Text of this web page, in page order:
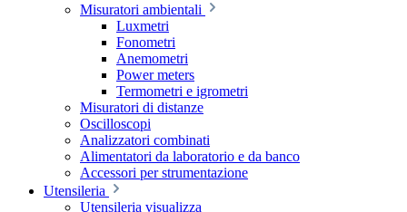
Misuratori ambientali
Luxmetri
Fonometri
Anemometri
Power meters
Termometri e igrometri
Misuratori di distanze
Oscilloscopi
Analizzatori combinati
Alimentatori da laboratorio e da banco
Accessori per strumentazione
Utensileria
Utensileria visualizza